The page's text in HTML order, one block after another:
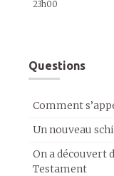
23h00
Questions
Comment
Un nouveau
On a découvert
Testament